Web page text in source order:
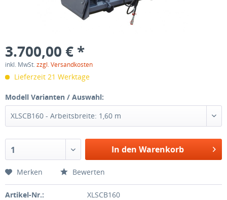
3.700,00 € *
inkl. MwSt.zzgl. Versandkosten
Lieferzeit 21 Werktage
Modell Varianten / Auswahl:
XLSCB160 - Arbeitsbreite: 1,60 m
1 In den Warenkorb
Merken Bewerten
Artikel-Nr.:
XLSCB160